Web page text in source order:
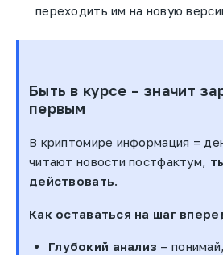
переходить им на новую
Быть в курсе – значит
первым
В криптомире информация =
читают новости постфактум,
действовать.
Как оставаться на шаг
Глубокий анализ –